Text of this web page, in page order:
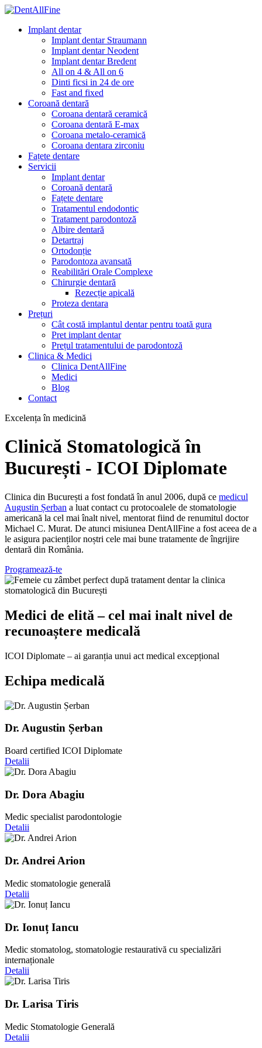
Implant dentar
Implant dentar Straumann
Implant dentar Neodent
Implant dentar Bredent
All on 4 & All on 6
Dinti ficsi in 24 de ore
Fast and fixed
Coroană dentară
Coroana dentară ceramică
Coroana dentară E-max
Coroana metalo-ceramică
Coroana dentara zirconiu
Fațete dentare
Servicii
Implant dentar
Coroană dentară
Fațete dentare
Tratamentul endodontic
Tratament parodontoză
Albire dentară
Detartraj
Ortodonție
Parodontoza avansată
Reabilitări Orale Complexe
Chirurgie dentară
Rezecție apicală
Proteza dentara
Prețuri
Cât costă implantul dentar pentru toată gura
Pret implant dentar
Prețul tratamentului de parodontoză
Clinica & Medici
Clinica DentAllFine
Medici
Blog
Contact
Excelența în medicină
Clinică Stomatologică în
București - ICOI Diplomate
Clinica din București a fost fondată în anul 2006, după ce medicul
Augustin Șerban a luat contact cu protocoalele de stomatologie
americană la cel mai înalt nivel, mentorat fiind de renumitul doctor
Michael C. Murat. De atunci misiunea DentAllFine a fost aceea de a
le asigura pacienților noștri cele mai bune tratamente de îngrijire
dentară din România.
Programează-te
Medici de elită – cel mai inalt nivel de
recunoaștere medicală
ICOI Diplomate – ai garanția unui act medical excepțional
Echipa medicală
Dr. Augustin Șerban
Board certified ICOI Diplomate
Detalii
Dr. Dora Abagiu
Medic specialist parodontologie
Detalii
Dr. Andrei Arion
Medic stomatologie generală
Detalii
Dr. Ionuț Iancu
Medic stomatolog, stomatologie restaurativă cu specializări
internaționale
Detalii
Dr. Larisa Tiris
Medic Stomatologie Generală
Detalii